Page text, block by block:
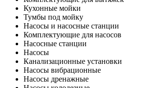
Кухонные мойки
Тумбы под мойку
Насосы и насосные станции
Комплектующие для насосов
Насосные станции
Насосы
Канализационные установки
Насосы вибрационные
Насосы дренажные